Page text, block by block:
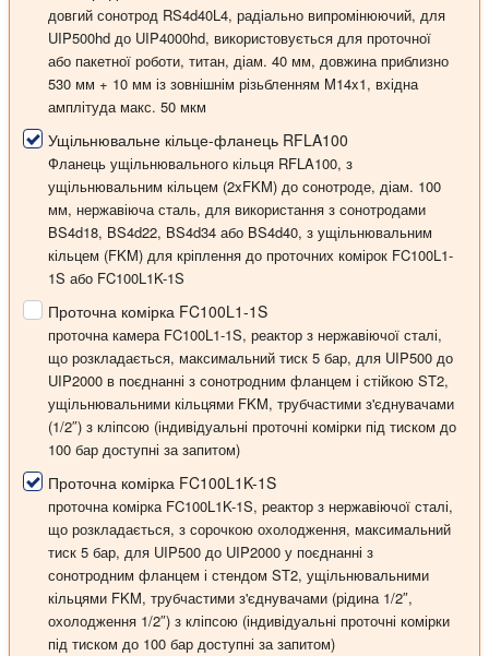
довгий сонотрод RS4d40L4, радіально випромінюючий, для
UIP500hd до UIP4000hd, використовується для проточної
або пакетної роботи, титан, діам. 40 мм, довжина приблизно
530 мм + 10 мм із зовнішнім різьбленням M14x1, вхідна
амплітуда макс. 50 мкм
Ущільнювальне кільце-фланець RFLA100
Фланець ущільнювального кільця RFLA100, з
ущільнювальним кільцем (2xFKM) до сонотроде, діам. 100
мм, нержавіюча сталь, для використання з сонотродами
BS4d18, BS4d22, BS4d34 або BS4d40, з ущільнювальним
кільцем (FKM) для кріплення до проточних комірок FC100L1-
1S або FC100L1K-1S
Проточна комірка FC100L1-1S
проточна камера FC100L1-1S, реактор з нержавіючої сталі,
що розкладається, максимальний тиск 5 бар, для UIP500 до
UIP2000 в поєднанні з сонотродним фланцем і стійкою ST2,
ущільнювальними кільцями FKM, трубчастими з'єднувачами
(1/2″) з кліпсою (індивідуальні проточні комірки під тиском до
100 бар доступні за запитом)
Проточна комірка FC100L1K-1S
проточна комірка FC100L1K-1S, реактор з нержавіючої сталі,
що розкладається, з сорочкою охолодження, максимальний
тиск 5 бар, для UIP500 до UIP2000 у поєднанні з
сонотродним фланцем і стендом ST2, ущільнювальними
кільцями FKM, трубчастими з'єднувачами (рідина 1/2″,
охолодження 1/2″) з кліпсою (індивідуальні проточні комірки
під тиском до 100 бар доступні за запитом)